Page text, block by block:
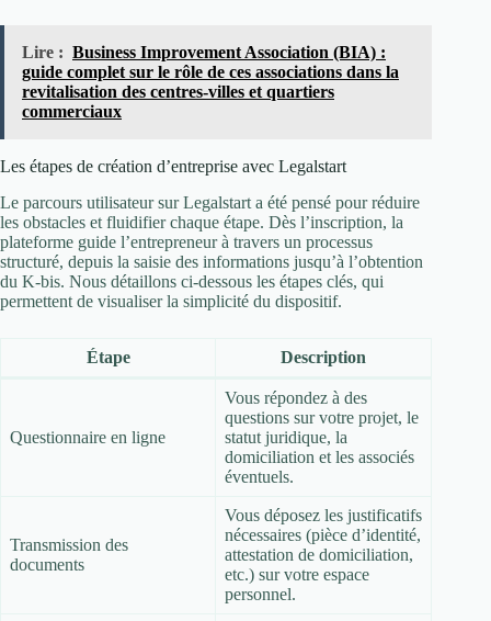
Lire : Business Improvement Association (BIA) :
guide complet sur le rôle de ces associations dans la
revitalisation des centres-villes et quartiers
commerciaux
Les étapes de création d’entreprise avec Legalstart
Le parcours utilisateur sur Legalstart a été pensé pour réduire
les obstacles et fluidifier chaque étape. Dès l’inscription, la
plateforme guide l’entrepreneur à travers un processus
structuré, depuis la saisie des informations jusqu’à l’obtention
du K-bis. Nous détaillons ci-dessous les étapes clés, qui
permettent de visualiser la simplicité du dispositif.
Étape Description
Questionnaire en ligne
Vous répondez à des
questions sur votre projet, le
statut juridique, la
domiciliation et les associés
éventuels.
Transmission des
documents
Vous déposez les justificatifs
nécessaires (pièce d’identité,
attestation de domiciliation,
etc.) sur votre espace
personnel.